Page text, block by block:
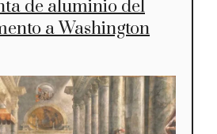
de aluminio del
a Washington